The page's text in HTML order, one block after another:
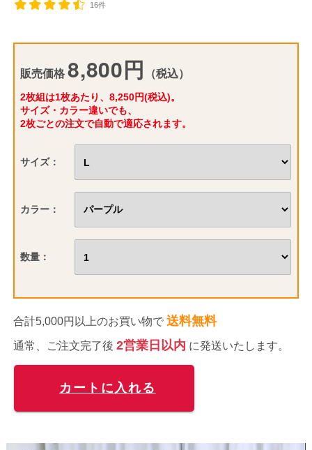
16件
販売価格8,800円 （税込）
2枚組は1枚あたり、8,250円(税込)。
サイズ・カラー違いでも、
2枚ごとの注文で自動で適応されます。
サイズ：
カラー：
数量：
合計5,000円以上のお買い物で 送料無料
通常、ご注文完了後 2営業日以内 に発送いたします。
カートに入れる